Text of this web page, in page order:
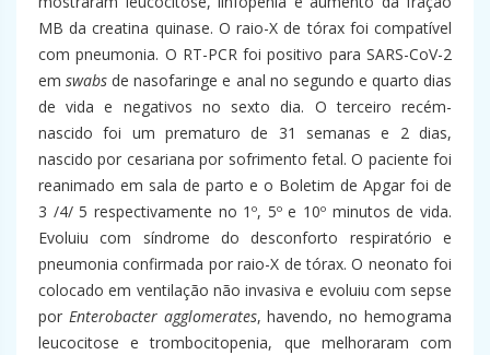
MB da creatina quinase. O raio-X de tórax foi compatível
com pneumonia. O RT-PCR foi positivo para SARS-CoV-2
emswabs de nasofaringe e anal no segundo e quarto dias
de vida e negativos no sexto dia. O terceiro recém-
nascido foi um prematuro de 31 semanas e 2 dias,
nascido por cesariana por sofrimento fetal. O paciente foi
reanimado em sala de parto e o Boletim de Apgar foi de
3 /4/ 5 respectivamente no 1º, 5º e 10º minutos de vida.
Evoluiu com síndrome do desconforto respiratório e
pneumonia confirmada por raio-X de tórax. O neonato foi
colocado em ventilação não invasiva e evoluiu com sepse
por Enterobacter agglomerates, havendo, no hemograma
leucocitose e trombocitopenia, que melhoraram com